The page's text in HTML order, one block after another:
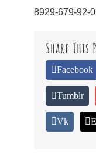
8929-679-92-
Share
Facebook
Tumblr
Vk